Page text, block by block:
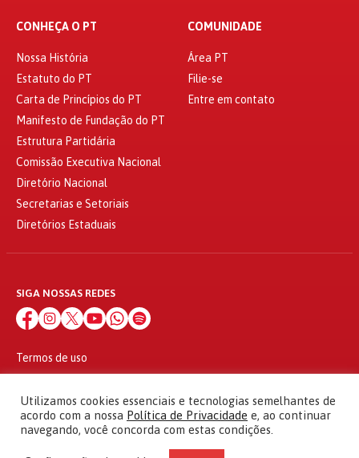
CONHEÇA O PT
Nossa História
Estatuto do PT
Carta de Princípios do PT
Manifesto de Fundação do PT
Estrutura Partidária
Comissão Executiva Nacional
Diretório Nacional
Secretarias e Setoriais
Diretórios Estaduais
COMUNIDADE
Área PT
Filie-se
Entre em contato
SIGA NOSSAS REDES
Termos de uso
© 2010 - 2026
Partido dos Trabalhadores Todos os direitos reservados
Utilizamos cookies essenciais e tecnologias semelhantes de
acordo com a nossa Política de Privacidade e, ao continuar
navegando, você concorda com estas condições.